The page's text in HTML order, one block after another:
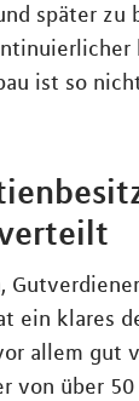
später zu
ist so
ein klares
allem gut
von über 50